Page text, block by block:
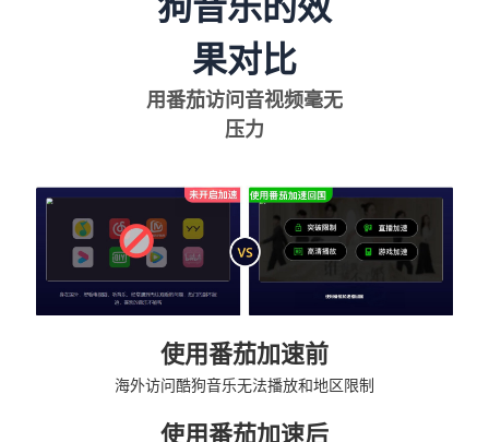
狗音乐的效
果对比
用番茄访问音视频毫无
压力
使用番茄加速前
海外访问酷狗音乐无法播放和地区限制
使用番茄加速后